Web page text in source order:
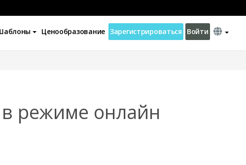
Ценообразование Зарегистрироваться Войти
режиме онлайн